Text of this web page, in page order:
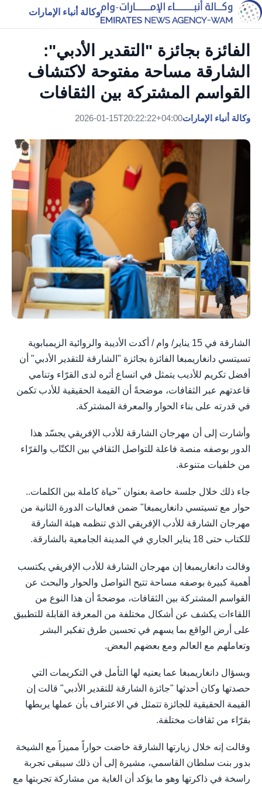
وكالة أنباء الإمارات
الفائزة بجائزة "التقدير الأدبي":
الشارقة مساحة مفتوحة لاكتشاف
القواسم المشتركة بين الثقافات
وكالة أنباء الإمارات2026-01-15T20:22:22+04:00
الشارقة في 15 يناير/ وام / أكدت الأديبة والروائية الزيمبابوية
تسيتسي دانغاريمبغا الفائزة بجائزة "الشارقة للتقدير الأدبي" أن
أفضل تكريم للأديب يتمثل في اتساع أثره لدى القرّاء وتنامي
قاعدتهم عبر الثقافات، موضحةً أن القيمة الحقيقية للأدب تكمن
في قدرته على بناء الحوار والمعرفة المشتركة.
وأشارت إلى أن مهرجان الشارقة للأدب الإفريقي يجسّد هذا
الدور بوصفه منصة فاعلة للتواصل الثقافي بين الكتّاب والقرّاء
من خلفيات متنوعة.
جاء ذلك خلال جلسة خاصة بعنوان "حياة كاملة بين الكلمات..
حوار مع تسيتسي دانغاريمبغا" ضمن فعاليات الدورة الثانية من
مهرجان الشارقة للأدب الإفريقي الذي تنظمه هيئة الشارقة
للكتاب حتى 18 يناير الجاري في المدينة الجامعية بالشارقة.
وقالت دانغاريمبغا إن مهرجان الشارقة للأدب الإفريقي يكتسب
أهمية كبيرة بوصفه مساحة تتيح التواصل والحوار والبحث عن
القواسم المشتركة بين الثقافات، موضحةً أن هذا النوع من
اللقاءات يكشف عن أشكال مختلفة من المعرفة القابلة للتطبيق
على أرض الواقع بما يسهم في تحسين طرق تفكير البشر
وتعاملهم مع العالم ومع بعضهم البعض.
وبسؤال دانغاريمبغا عما يعنيه لها التأمل في التكريمات التي
حصدتها وكان أحدثها "جائزة الشارقة للتقدير الأدبي" قالت إن
القيمة الحقيقية للجائزة تتمثل في الاعتراف بأن عملها يربطها
بقرّاء من ثقافات مختلفة.
وقالت إنه خلال زيارتها الشارقة خاضت حواراً مميزاً مع الشيخة
بدور بنت سلطان القاسمي، مشيرة إلى أن ذلك سيبقى تجربة
راسخة في ذاكرتها وهو ما يؤكد أن الغاية من مشاركة تجربتها مع